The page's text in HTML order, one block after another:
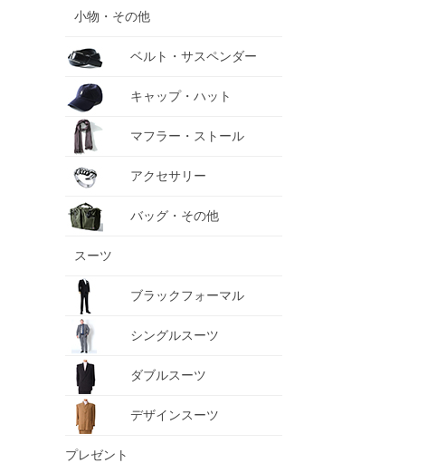
小物・その他
ベルト・サスペンダー
キャップ・ハット
マフラー・ストール
アクセサリー
バッグ・その他
スーツ
ブラックフォーマル
シングルスーツ
ダブルスーツ
デザインスーツ
プレゼント